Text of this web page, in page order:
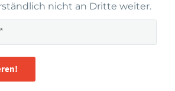
nicht an Dritte weiter.